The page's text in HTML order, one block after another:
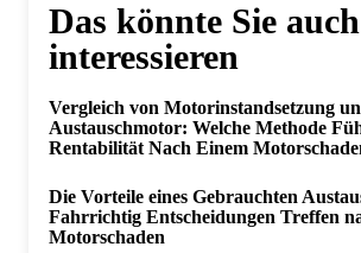
Das könnte Sie auch
interessieren
Vergleich von Motorinstandsetzung
Austauschmotor: Welche Methode
Rentabilität Nach Einem
Die Vorteile eines Gebrauchten
Fahrrichtig Entscheidungen Treffen
Motorschaden